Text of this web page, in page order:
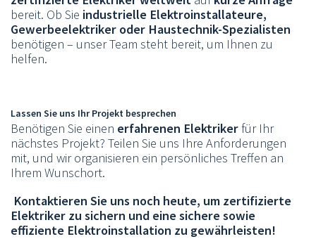
bereit. Ob Sie industrielle Elektroinstallateure,
Gewerbeelektriker oder Haustechnik-Spezialisten
benötigen – unser Team steht bereit, um Ihnen zu
helfen.
Lassen Sie uns Ihr Projekt besprechen
Benötigen Sie einen erfahrenen Elektriker für Ihr
nächstes Projekt? Teilen Sie uns Ihre Anforderungen
mit, und wir organisieren ein persönliches Treffen an
Ihrem Wunschort.
Kontaktieren Sie uns noch heute, um zertifizierte
Elektriker zu sichern und eine sichere sowie
effiziente Elektroinstallation zu gewährleisten!